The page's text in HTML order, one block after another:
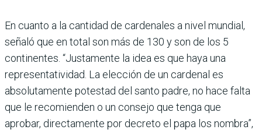
En cuanto a la cantidad de cardenales a nivel mundial,
señaló que en total son más de 130 y son de los 5
continentes. “Justamente la idea es que haya una
representatividad. La elección de un cardenal es
absolutamente potestad del santo padre, no hace falta
que le recomienden o un consejo que tenga que
aprobar, directamente por decreto el papa los nombra”,